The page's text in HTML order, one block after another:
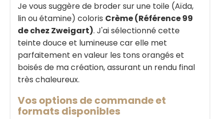
Je vous suggère de broder sur une toile (Aïda,
lin ou étamine) coloris Crème (Référence 99
de chez Zweigart). J'ai sélectionné cette
teinte douce et lumineuse car elle met
parfaitement en valeur les tons orangés et
boisés de ma création, assurant un rendu final
très chaleureux.
Vos options de commande et
formats disponibles